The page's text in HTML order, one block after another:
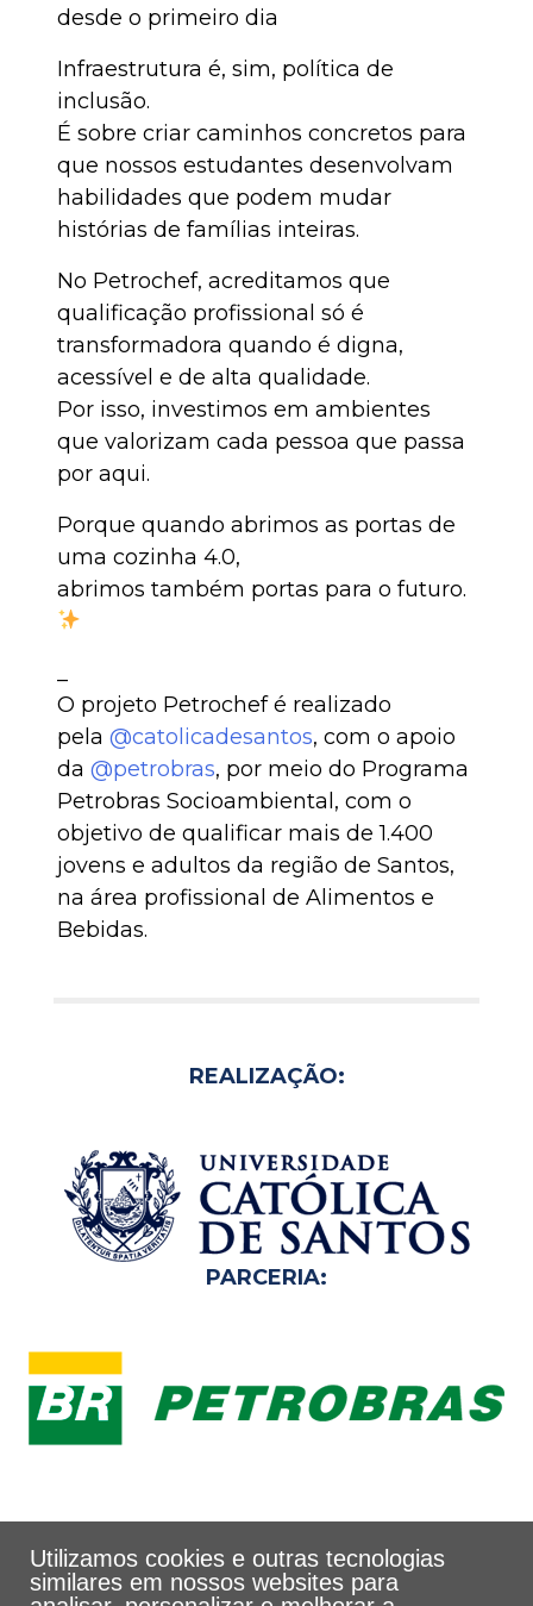
desde o primeiro dia
Infraestrutura é, sim, política de
inclusão.
É sobre criar caminhos concretos para
que nossos estudantes desenvolvam
habilidades que podem mudar
histórias de famílias inteiras.
No Petrochef, acreditamos que
qualificação profissional só é
transformadora quando é digna,
acessível e de alta qualidade.
Por isso, investimos em ambientes
que valorizam cada pessoa que passa
por aqui.
Porque quando abrimos as portas de
uma cozinha 4.0,
abrimos também portas para o futuro.
O projeto Petrochef é realizado
pela @catolicadesantos, com o apoio
da @petrobras, por meio do Programa
Petrobras Socioambiental, com o
objetivo de qualificar mais de 1.400
jovens e adultos da região de Santos,
na área profissional de Alimentos e
Bebidas.
REALIZAÇÃO:
PARCERIA:
Utilizamos cookies e outras tecnologias
similares em nossos websites para